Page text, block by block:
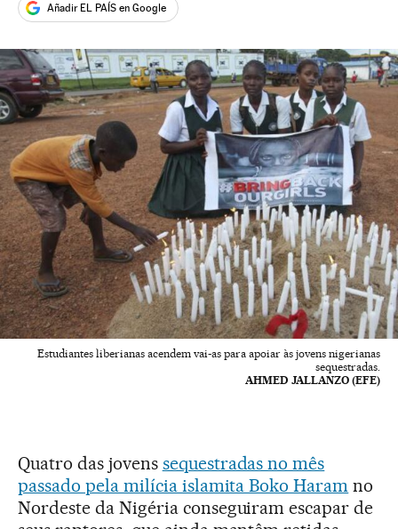
Añadir EL PAÍS en Google
Estudiantes liberianas acendem vai-as para apoiar às jovens nigerianas
sequestradas.
AHMED JALLANZO (EFE)
Quatro das jovens sequestradas no mês
passado pela milícia islamita Boko Haram no
Nordeste da Nigéria conseguiram escapar de